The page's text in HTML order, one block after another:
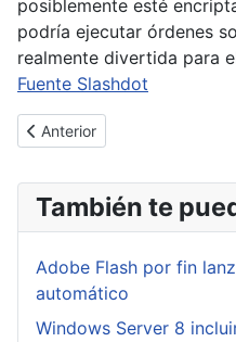
posiblemente esté
podría ejecutar órdenes
realmente divertida para
Fuente Slashdot
Artículo anterior: Un
Anterior
También te
Adobe Flash por fin
automático
Windows Server 8